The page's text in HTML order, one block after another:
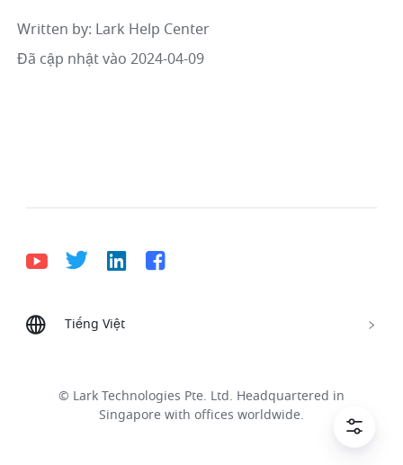
Written by: Lark Help Center
Đã cập nhật vào 2024-04-09
Tiếng Việt
Tiếng Việt
ไทย 한국어 日本語
中文
© Lark Technologies Pte. Ltd. Headquartered in
Singapore with offices worldwide.